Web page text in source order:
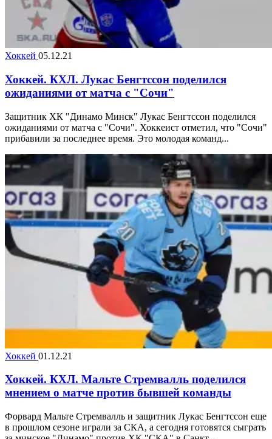
Хоккей 05.12.21
Хоккей. КХЛ. Лукас Бенгтссон поделился
ожиданиями от матча с "Сочи"
Защитник ХК "Динамо Минск" Лукас Бенгтссон поделился
ожиданиями от матча с "Сочи". Хоккеист отметил, что "Сочи"
прибавили за последнее время. Это молодая команд...
Хоккей 01.12.21
Хоккей. КХЛ. Мальте Стремвалль поделился
мнением о матче против бывшей команды
Форвард Мальте Стремвалль и защитник Лукас Бенгтссон еще
в прошлом сезоне играли за СКА, а сегодня готовятся сыграть